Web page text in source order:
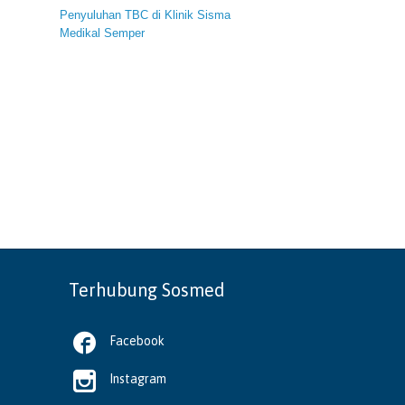
Penyuluhan TBC di Klinik Sisma
Medikal Semper
Terhubung Sosmed
 Facebook
 Instagram